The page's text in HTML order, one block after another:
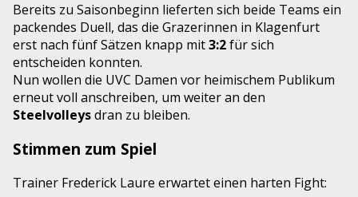
Bereits zu Saisonbeginn lieferten sich beide Teams ein
packendes Duell, das die Grazerinnen in Klagenfurt
erst nach fünf Sätzen knapp mit3:2für sich
entscheiden konnten.
Nun wollen die UVC Damen vor heimischem Publikum
erneut voll anschreiben, um weiter an den
Steelvolleysdran zu bleiben.
Stimmen zum Spiel
Trainer Frederick Laure erwartet einen harten Fight: